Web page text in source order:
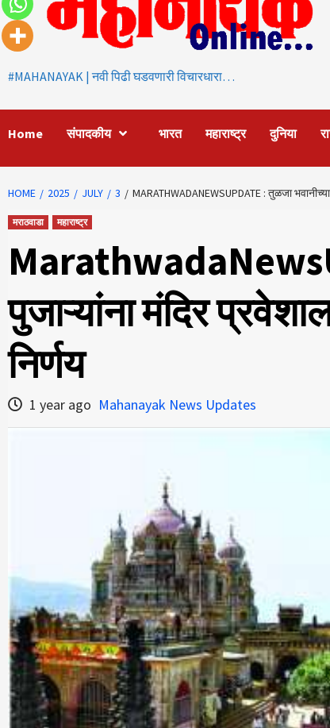
#MAHANAYAK | नवी पिढी घडवणारी विचारधारा…
Home संपादकीय भारत महाराष्ट्र दुनिया
HOME 2025 JULY 3 MARATHWADANEWSUPDATE : तुळजा
मराठवाडा महाराष्ट्र
पुजाऱ्यांना मंदिर
निर्णय
1 year ago Mahanayak News Updates